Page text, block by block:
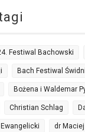
Festiwal Bachowski
Bach Festiwal
Bożena i Waldemar
Christian Schlag
dr